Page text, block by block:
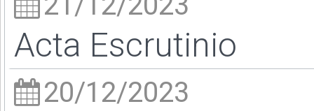
Acta Escrutinio
20/12/2023